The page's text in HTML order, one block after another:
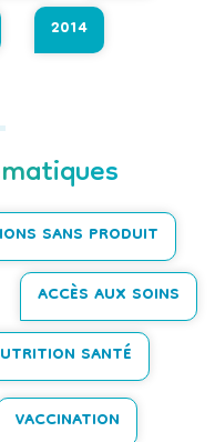
2014
SANS PRODUIT
ACCÈS AUX SOINS
SANTÉ
VACCINATION